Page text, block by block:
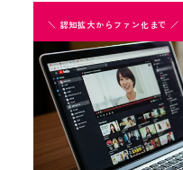
＼ 認知拡大からファン化まで ／